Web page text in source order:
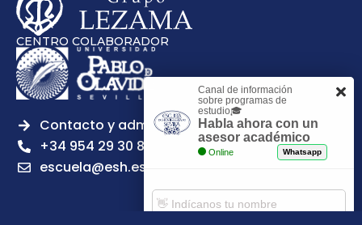
CENTRO COLABORADOR
Contacto y admisiones
+34 954 29 30 81
escuela@esh.es
Canal de información
sobre programas de
estudio🎓
Habla ahora con un
asesor académico
Online Whatsapp